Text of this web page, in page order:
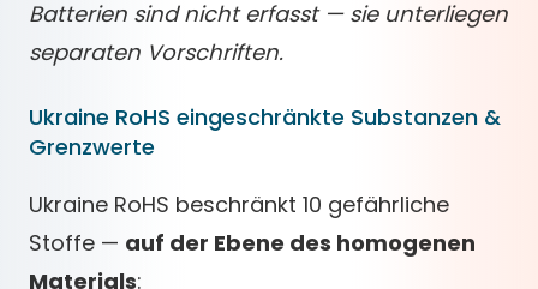
Batterien sind nicht erfasst — sie unterliegen
separaten Vorschriften.
Ukraine RoHS eingeschränkte Substanzen &
Grenzwerte
Ukraine RoHS beschränkt 10 gefährliche
Stoffe — auf der Ebene des homogenen
Materials: